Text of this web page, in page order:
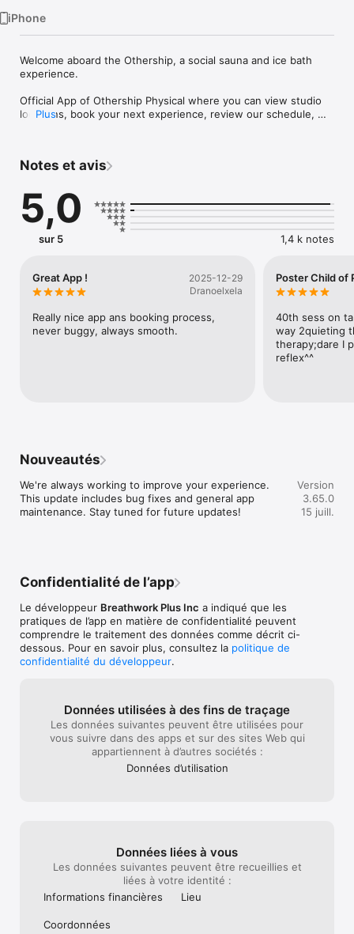
iPhone
Welcome aboard the Othership, a social sauna and ice bath
experience.
Official App of Othership Physical where you can view studio
locations, book your next experience, review our schedule,
transformation. Mental, physical and spiritual obstacles
abound. But we believe that learning how to regulate yourself
– and your emotions – in a world that can’t be regulated can
and should be a memorable voyage. Maybe even an
adventure. And it’s one way you can serve the world. To
relationship with ourselves and others.
Companionship. Worship. Relationship. What ship are you
Plus
Notes et avis
5,0
sur 5 1,4 k notes
Great App !
2025-12-29
Dranoelxela
Really nice app ans booking process,
never buggy, always smooth.
Poster Child of
40th sess on
way 2quieting
therapy;dare I
reflex^^
Nouveautés
We're always working to improve your experience.
This update includes bug fixes and general app
maintenance. Stay tuned for future updates!
Version
3.65.0
15 juill.
Confidentialité de l’app
Le développeur Breathwork Plus Inc a indiqué que les
pratiques de l’app en matière de confidentialité peuvent
comprendre le traitement des données comme décrit ci-
dessous. Pour en savoir plus, consultez la politique de
confidentialité du développeur.
Données utilisées à des fins de traçage
Les données suivantes peuvent être utilisées pour
vous suivre dans des apps et sur des sites Web qui
appartiennent à d’autres sociétés :
Données d’utilisation
Données liées à vous
Les données suivantes peuvent être recueillies et
liées à votre identité :
Informations financières
Lieu
Coordonnées